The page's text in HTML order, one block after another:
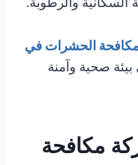
الحشرات في
صحية وآمنة
مكافحة